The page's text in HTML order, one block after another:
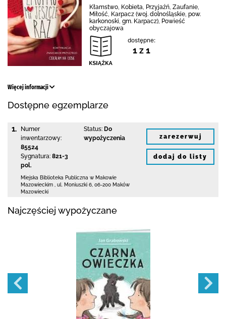
Kłamstwo, Kobieta, Przyjaźń, Zaufanie,
Miłość, Karpacz (woj. dolnośląskie, pow.
karkonoski, gm. Karpacz), Powieść
obyczajowa
dostępne:
1 z 1
Więcej informacji
Dostępne egzemplarze
1.
Numer
inwentarzowy:
85524
Sygnatura: 821-3
pol.
Status: Do
wypożyczenia
Miejska Biblioteka Publiczna w Makowie
Mazowieckim
ul. Moniuszki 6 06-200 Maków
Mazowiecki
zarezerwuj
dodaj do listy
Najczęściej wypożyczane